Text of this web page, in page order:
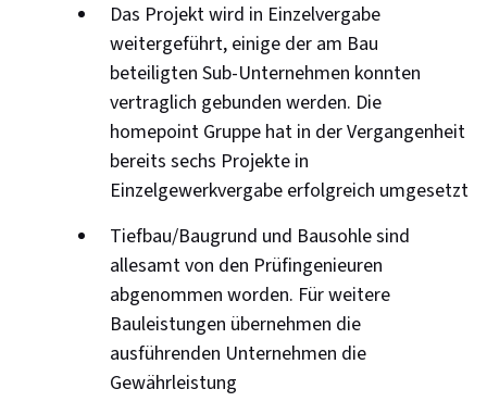
Das Projekt wird in Einzelvergabe
weitergeführt, einige der am Bau
beteiligten Sub-Unternehmen konnten
vertraglich gebunden werden. Die
homepoint Gruppe hat in der Vergangenheit
bereits sechs Projekte in
Einzelgewerkvergabe erfolgreich umgesetzt
Tiefbau/Baugrund und Bausohle sind
allesamt von den Prüfingenieuren
abgenommen worden. Für weitere
Bauleistungen übernehmen die
ausführenden Unternehmen die
Gewährleistung